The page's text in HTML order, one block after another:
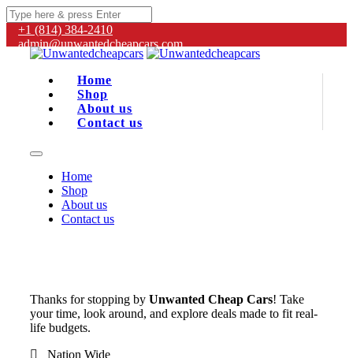
+1 (814) 384‑2410
admin@unwantedcheapcars.com
Home
Shop
About us
Contact us
Home
Shop
About us
Contact us
Thanks for stopping by Unwanted Cheap Cars! Take
your time, look around, and explore deals made to fit real-
life budgets.
Nation Wide